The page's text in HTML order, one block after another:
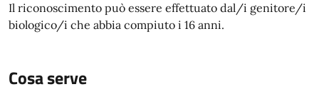
Il riconoscimento può essere effettuato dal/i genitore/i
biologico/i che abbia compiuto i 16 anni.
Cosa serve